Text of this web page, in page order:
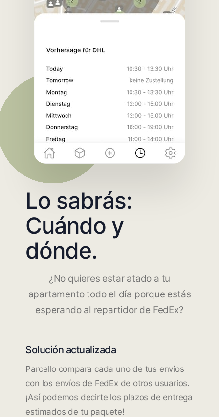
Lo sabrás:
Cuándo y
dónde.
¿No quieres estar atado a tu
apartamento todo el día porque estás
esperando al repartidor de FedEx?
Solución actualizada
Parcello compara cada uno de tus envíos
con los envíos de FedEx de otros usuarios.
¡Así podemos decirte los plazos de entrega
estimados de tu paquete!